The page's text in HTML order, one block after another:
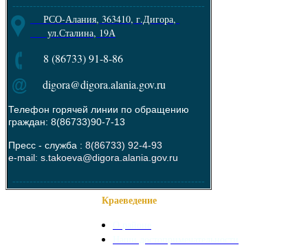
--------------------------------------------------------
РСО-Алания, 363410, г.Дигора,
ул.Сталина, 19А
8 (86733) 91-8-86
digora@digora.alania.gov.ru
Телефон горячей линии по обращению
граждан: 8(86733)90-7-13
Пресс - служба : 8(86733) 92-4-93
e-mail: s.takoeva@digora.alania.gov.ru
--------------------------------------------------------
Краеведение